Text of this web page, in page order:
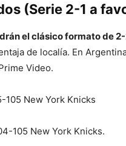
(Serie 2-1 a
el clásico formato de
de localía. En
Video.
105 New York Knicks
105 New York Knicks.